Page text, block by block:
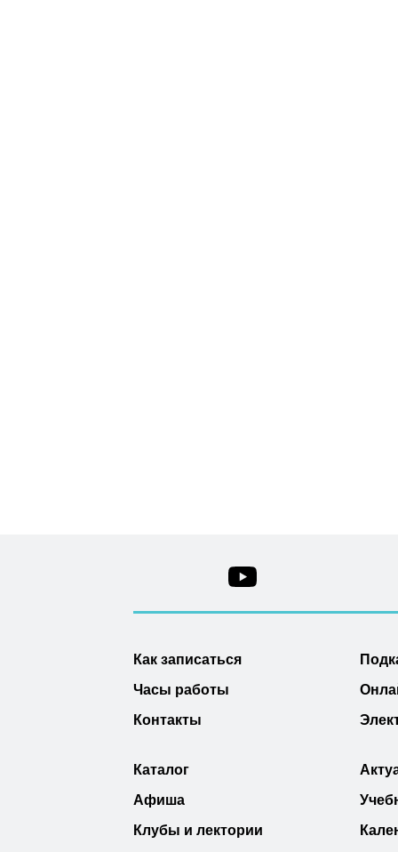
Как записаться
Часы работы
Контакты
Каталог
Афиша
Клубы и лектории